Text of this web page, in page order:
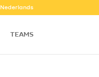
Nederlands
TEAMS